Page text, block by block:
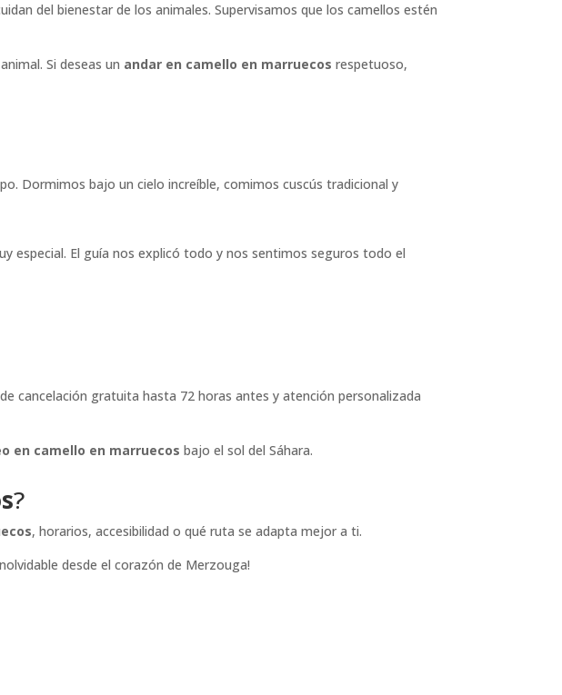
del bienestar de los animales. Supervisamos que los camellos estén
Si deseas un andar en camello en marruecos respetuoso,
Dormimos bajo un cielo increíble, comimos cuscús tradicional y
especial. El guía nos explicó todo y nos sentimos seguros todo el
cancelación gratuita hasta 72 horas antes y atención personalizada
en camello en marruecos bajo el sol del Sáhara.
?
, horarios, accesibilidad o qué ruta se adapta mejor a ti.
desde el corazón de Merzouga!